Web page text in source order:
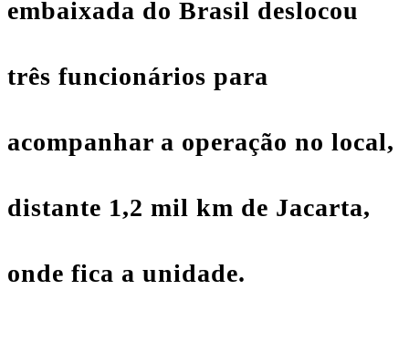
embaixada do Brasil deslocou
três funcionários para
acompanhar a operação no local,
distante 1,2 mil km de Jacarta,
onde fica a unidade.